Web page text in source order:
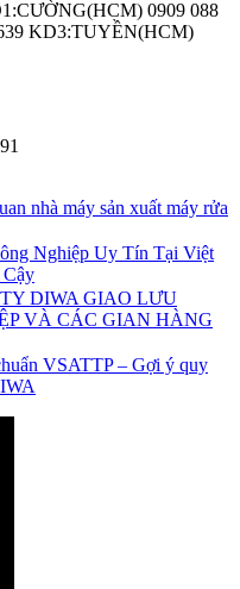
0909 088
KD3:TUYỀN(HCM)
nhà máy sản xuất máy rửa
Nghiệp Uy Tín Tại Việt
DIWA GIAO LƯU
VÀ CÁC GIAN HÀNG
VSATTP – Gợi ý quy